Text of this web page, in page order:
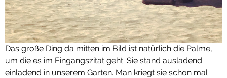
Das große Ding da mitten im Bild ist natürlich die Palme,
um die es im Eingangszitat geht. Sie stand ausladend
einladend in unserem Garten. Man kriegt sie schon mal